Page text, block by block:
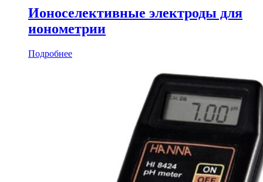
Ионоселективные электроды для
ионометрии
Подробнее